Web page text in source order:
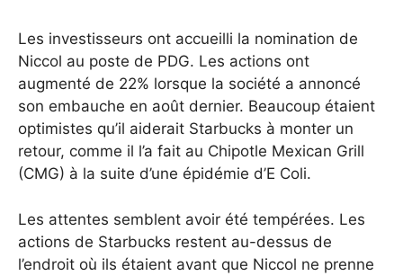
Les investisseurs ont accueilli la nomination de
Niccol au poste de PDG. Les actions ont
augmenté de 22% lorsque la société a annoncé
son embauche en août dernier. Beaucoup étaient
optimistes qu’il aiderait Starbucks à monter un
retour, comme il l’a fait au Chipotle Mexican Grill
(CMG) à la suite d’une épidémie d’E Coli.
Les attentes semblent avoir été tempérées. Les
actions de Starbucks restent au-dessus de
l’endroit où ils étaient avant que Niccol ne prenne